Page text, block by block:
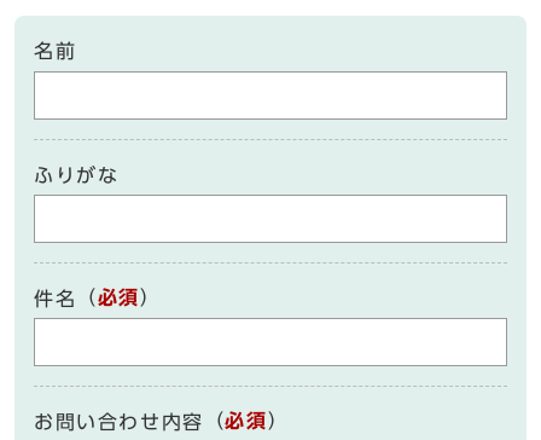
名前
ふりがな
件名 （必須）
お問い合わせ内容 （必須）